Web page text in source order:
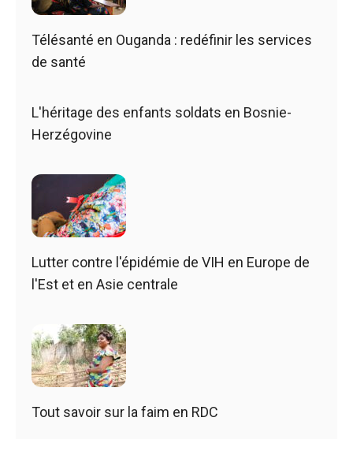
Télésanté en Ouganda : redéfinir les services
de santé
L'héritage des enfants soldats en Bosnie-
Herzégovine
Lutter contre l'épidémie de VIH en Europe de
l'Est et en Asie centrale
Tout savoir sur la faim en RDC